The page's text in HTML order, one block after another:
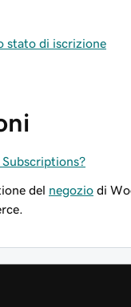
stato di iscrizione
Subscriptions?
del negozio di